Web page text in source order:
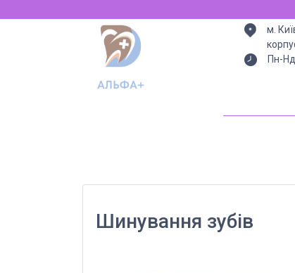
м.
Пн-
Шинування зубів